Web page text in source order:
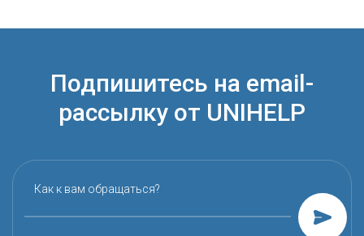
Подпишитесь на email-
рассылку от UNIHELP
Как к вам обращаться?